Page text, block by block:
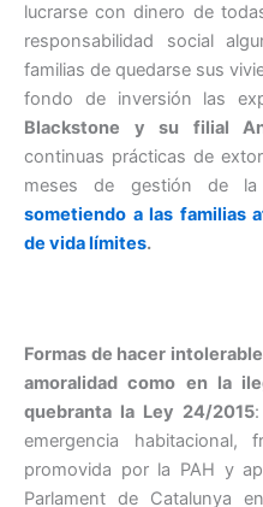
lucrarse con dinero de
responsabilidad social
familias de quedarse sus
fondo de inversión las
Blackstone y su filial
continuas prácticas de
meses de gestión de la
sometiendo a las familias
de vida límites.
Formas de hacer
amoralidad como en la
quebranta la Ley 24/2015
emergencia
promovida por la PAH y
Parlament de Catalunya